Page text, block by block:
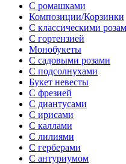
С ромашками
Композиции/Корзинки
С классическими
С гортензией
Монобукеты
С садовыми розами
С подсолнухами
Букет невесты
С фрезией
С диантусами
С ирисами
С каллами
C лилиями
С герберами
С антуриумом